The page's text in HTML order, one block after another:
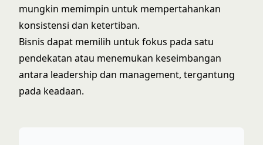
mungkin memimpin untuk mempertahankan
konsistensi dan ketertiban.
Bisnis dapat memilih untuk fokus pada satu
pendekatan atau menemukan keseimbangan
antara leadership dan management, tergantung
pada keadaan.